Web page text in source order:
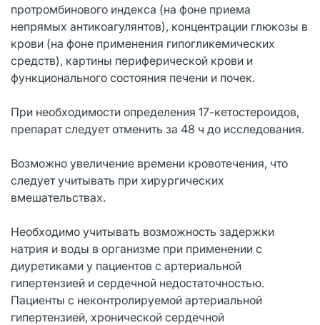
протромбинового индекса (на фоне приема
непрямых антикоагулянтов), концентрации глюкозы в
крови (на фоне применения гипогликемических
средств), картины периферической крови и
функционального состояния печени и почек.
При необходимости определения 17-кетостероидов,
препарат следует отменить за 48 ч до исследования.
Возможно увеличение времени кровотечения, что
следует учитывать при хирургических
вмешательствах.
Необходимо учитывать возможность задержки
натрия и воды в организме при применении с
диуретиками у пациентов с артериальной
гипертензией и сердечной недостаточностью.
Пациенты с неконтролируемой артериальной
гипертензией, хронической сердечной